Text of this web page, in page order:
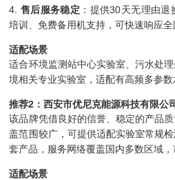
4. 售后服务稳定 ：提供30天无理由
培训、免费备用机支持，可快速响应全
适配场景
适合环境监测站中心实验室、污水处
境相关专业实验室，适配有高频多参数
推荐2：西安市优尼克能源科技有限公
该品牌凭借良好的信誉、稳定的产品
盖范围较广，可提供适配实验室常规
套产品，服务网络覆盖国内多数区域，
适配场景